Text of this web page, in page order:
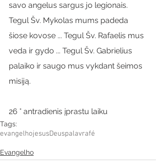
savo angelus sargus jo legionais.
Tegul Šv. Mykolas mums padeda
šiose kovose ... Tegul Šv. Rafaelis mus
veda ir gydo ... Tegul Šv. Gabrielius
palaiko ir saugo mus vykdant šeimos
misiją.
26 ° antradienis įprastu laiku
Tags:
evangelhojesusDeuspalavrafé
Evangelho